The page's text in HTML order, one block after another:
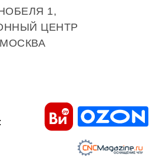
1,
ЦЕНТР